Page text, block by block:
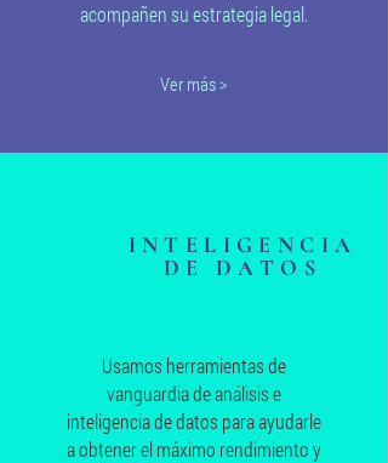
acompañen su estrategia legal.
Ver más >
INTELIGENCIA
DE DATOS
Usamos herramientas de
vanguardia de análisis e
inteligencia de datos para ayudarle
a obtener el máximo rendimiento y